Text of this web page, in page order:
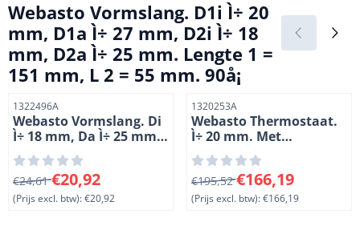
Webasto Vormslang. D1i Ì÷ 20
mm, D1a Ì÷ 27 mm, D2i Ì÷ 18
mm, D2a Ì÷ 25 mm. Lengte 1 =
151 mm, L 2 = 55 mm. 90å¡
Artikelnummer
1322496A
Webasto Vormslang. Di
Ì÷ 18 mm, Da Ì÷ 25 mm.
Lengte 1100 mm. 180å¡
Van 24,61 voor 20,92, exclusief btw: 20,92
€24,61€20,92
(Prijs excl. btw):€20,92
Artikelnummer
1320253A
Webasto Thermostaat.
Ì÷ 20 mm. Met
lekboorgat. Lengte 108
mm. Hoogte 70 mm.
Messing
Van 195,52 voor 166,19,
€195,52€166,19
(Prijs excl. btw):€166,19